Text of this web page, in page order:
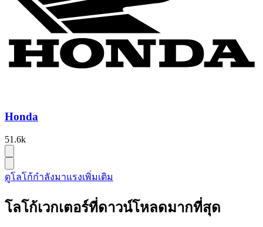
Honda
51.6k
ดูโลโก้กำลังมาแรงเพิ่มเติม
โลโก้เวกเตอร์ที่ดาวน์โหลดมากที่สุด